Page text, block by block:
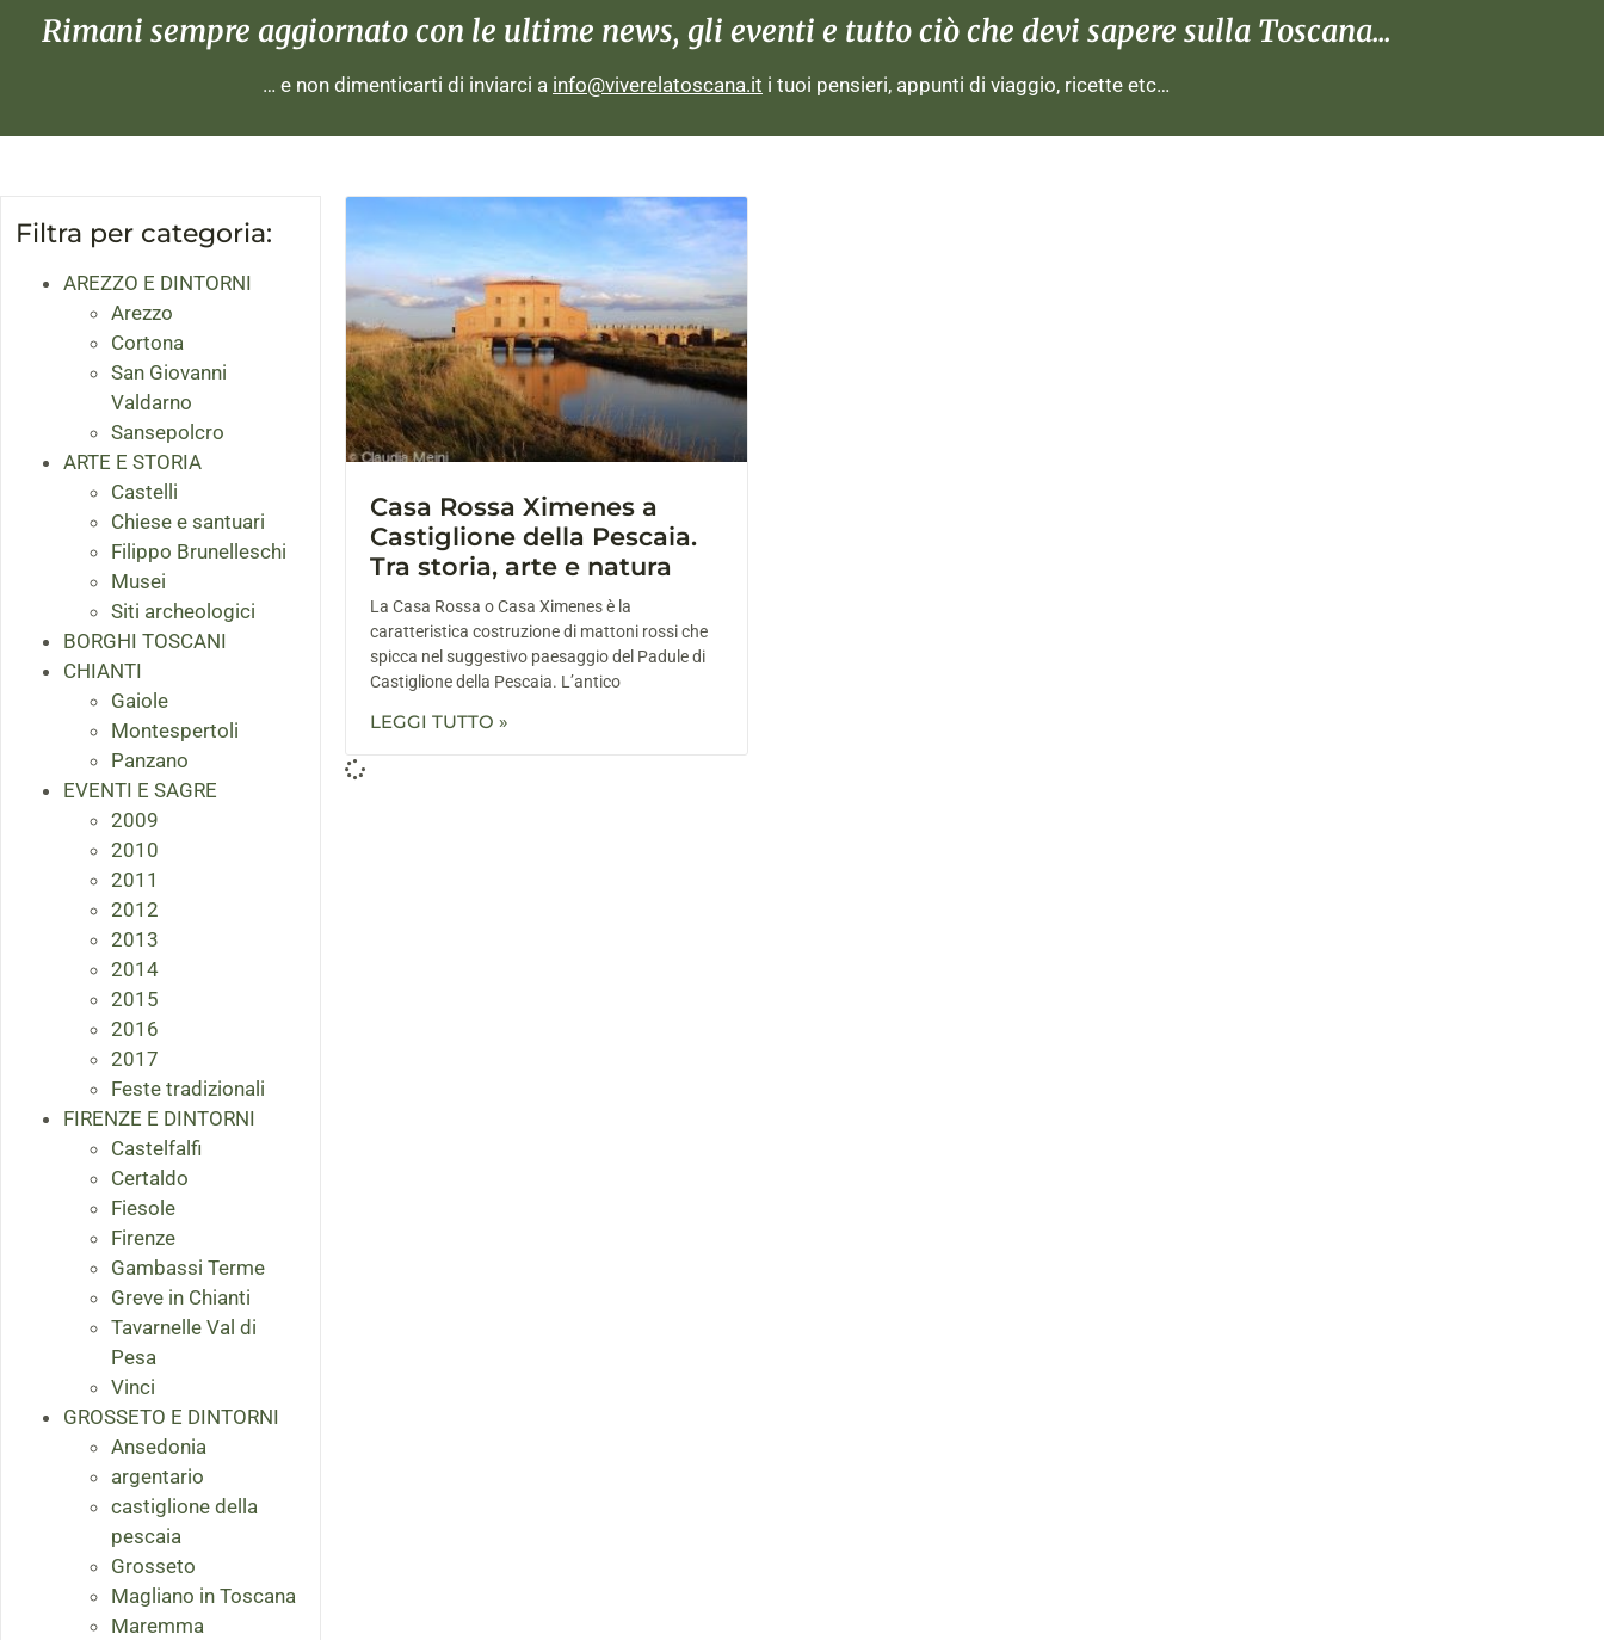
Rimani sempre aggiornato con le ultime news, gli eventi e tutto ciò che devi sapere sulla Toscana...
… e non dimenticarti di inviarci a info@viverelatoscana.it i tuoi pensieri, appunti di viaggio, ricette etc…
Filtra per categoria:
AREZZO E DINTORNI
Arezzo
Cortona
San Giovanni
Valdarno
Sansepolcro
ARTE E STORIA
Castelli
Chiese e santuari
Filippo Brunelleschi
Musei
Siti archeologici
BORGHI TOSCANI
CHIANTI
Gaiole
Montespertoli
Panzano
EVENTI E SAGRE
2009
2010
2011
2012
2013
2014
2015
2016
2017
Feste tradizionali
FIRENZE E DINTORNI
Castelfalfi
Certaldo
Fiesole
Firenze
Gambassi Terme
Greve in Chianti
Tavarnelle Val di
Pesa
Vinci
GROSSETO E DINTORNI
Ansedonia
argentario
castiglione della
pescaia
Grosseto
Magliano in Toscana
Maremma
Casa Rossa Ximenes a
Castiglione della Pescaia.
Tra storia, arte e natura
La Casa Rossa o Casa Ximenes è la
caratteristica costruzione di mattoni rossi che
spicca nel suggestivo paesaggio del Padule di
Castiglione della Pescaia. L’antico
LEGGI TUTTO »